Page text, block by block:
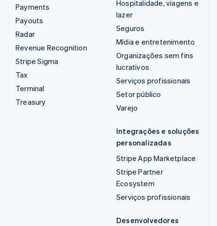
Payments
Payouts
Radar
Revenue Recognition
Stripe Sigma
Tax
Terminal
Treasury
Hospitalidade, viagens e
lazer
Seguros
Mídia e entretenimento
Organizações sem fins
lucrativos
Serviços profissionais
Setor público
Varejo
Integrações e soluções
personalizadas
Stripe App Marketplace
Stripe Partner
Ecosystem
Serviços profissionais
Desenvolvedores